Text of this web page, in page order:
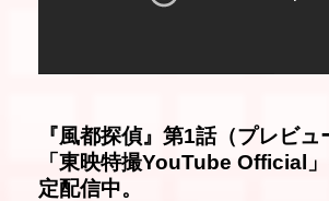
『風都探偵』第1話（プレビュ
「東映特撮YouTube Official
定配信中。